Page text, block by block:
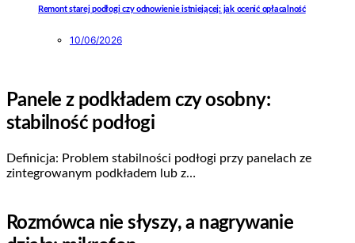
Remont starej podłogi czy odnowienie istniejącej: jak ocenić opłacalność
10/06/2026
Panele z podkładem czy osobny:
stabilność podłogi
Definicja: Problem stabilności podłogi przy panelach ze
zintegrowanym podkładem lub z…
Rozmówca nie słyszy, a nagrywanie